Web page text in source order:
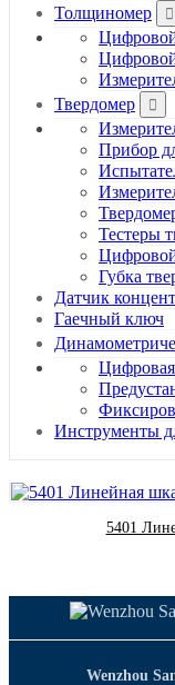
Толщиномер
Твердомер
Прибор
Тестеры
Цифровой
Губка
Датчик
Гаечный ключ
Цифровая
Инструменты
5401
Wenzhou